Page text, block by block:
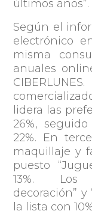
últimos años”.
Según el
electrónico
misma
anuales
lidera las
26%,
22%. En
maquillaje y
puesto
13%. Los
decoración” y
la lista con